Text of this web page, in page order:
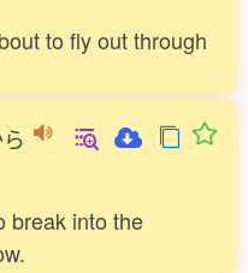
to fly out through
break into the